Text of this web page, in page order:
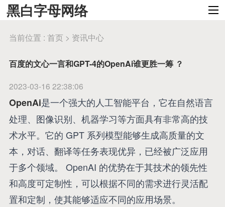
黑白字母网络
当前位置 : 首页 > 资讯中心
百度的文心一言和GPT-4的OpenAi谁更胜一筹 ？
2023-03-16 22:38:06
OpenAi是一个强大的人工智能平台，它在自然语言
处理、图像识别、机器学习等方面具有非常高的技
术水平。它的 GPT 系列模型能够生成高质量的文
本，对话、翻译等任务表现优异，已经被广泛应用
于多个领域。 OpenAI 的优势在于其技术的领先性
和高度可定制性，可以根据不同的需求进行灵活配
置和定制，使其能够适应不同的应用场景。